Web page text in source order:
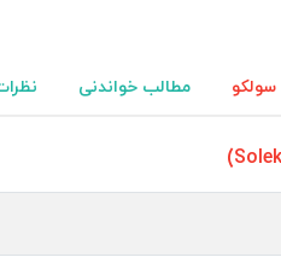
سولکو مطالب خواندنی